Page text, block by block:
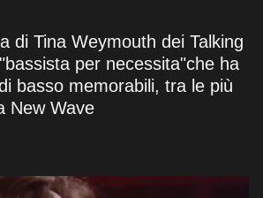
di Tina Weymouth dei Talking
per necessita"che ha
basso memorabili, tra le più
New Wave